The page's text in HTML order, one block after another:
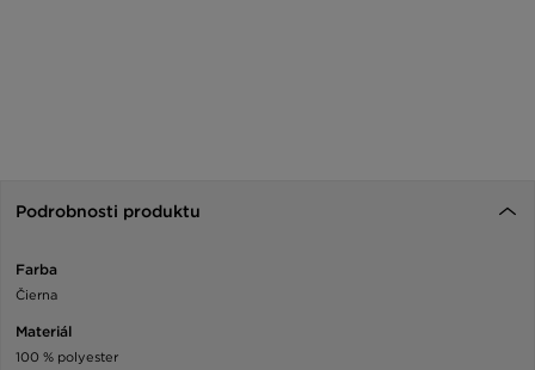
Podrobnosti produktu
Farba
Čierna
Materiál
100 % polyester